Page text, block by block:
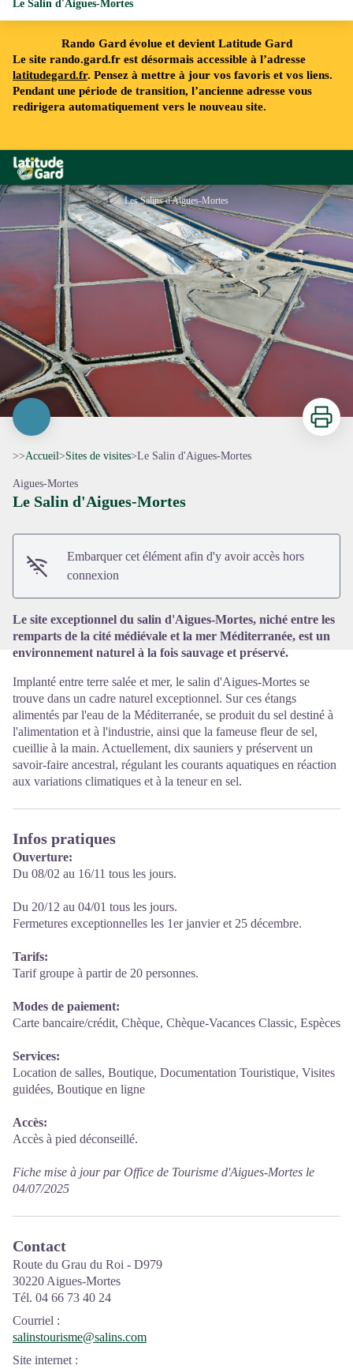
Rando Gard évolue et devient Latitude Gard
Le site rando.gard.fr est désormais accessible à l’adresse
latitudegard.fr. Pensez à mettre à jour vos favoris et vos liens.
Pendant une période de transition, l’ancienne adresse vous
redirigera automatiquement vers le nouveau site.
Rando Gard
Le Salin d'Aigues-Mortes
Les Salins d'Aigues-Mortes
Imprimer
>>Accueil>Sites de visites>Le Salin d'Aigues-Mortes
Aigues-Mortes
Le Salin d'Aigues-Mortes
Embarquer cet élément afin d'y avoir accès hors
connexion
Le site exceptionnel du salin d'Aigues-Mortes, niché entre les
remparts de la cité médiévale et la mer Méditerranée, est un
environnement naturel à la fois sauvage et préservé.
Implanté entre terre salée et mer, le salin d'Aigues-Mortes se
trouve dans un cadre naturel exceptionnel. Sur ces étangs
alimentés par l'eau de la Méditerranée, se produit du sel destiné à
l'alimentation et à l'industrie, ainsi que la fameuse fleur de sel,
cueillie à la main. Actuellement, dix sauniers y préservent un
savoir-faire ancestral, régulant les courants aquatiques en réaction
aux variations climatiques et à la teneur en sel.
Infos pratiques
Ouverture:
Du 08/02 au 16/11 tous les jours.
Du 20/12 au 04/01 tous les jours.
Fermetures exceptionnelles les 1er janvier et 25 décembre.
Tarifs:
Tarif groupe à partir de 20 personnes.
Modes de paiement:
Carte bancaire/crédit, Chèque, Chèque-Vacances Classic, Espèces
Services:
Location de salles, Boutique, Documentation Touristique, Visites
guidées, Boutique en ligne
Accès:
Accès à pied déconseillé.
Fiche mise à jour par Office de Tourisme d'Aigues-Mortes le
04/07/2025
Contact
Route du Grau du Roi - D979
30220 Aigues-Mortes
Tél. 04 66 73 40 24
Courriel :
salinstourisme@salins.com
Site internet :